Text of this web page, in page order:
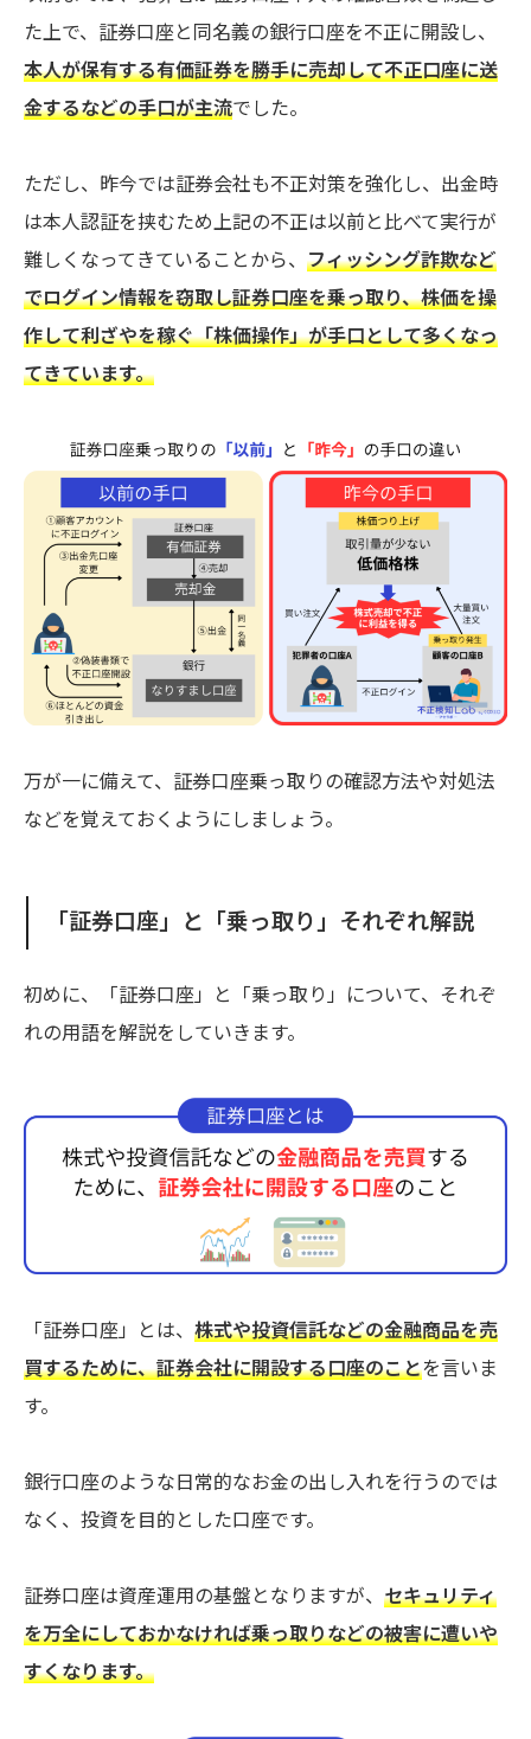
た上で、証券口座と同名義の銀行口座を不正に開設し、
本人が保有する有価証券を勝手に売却して不正口座に送
金するなどの手口が主流でした。
ただし、昨今では証券会社も不正対策を強化し、出金時
は本人認証を挟むため上記の不正は以前と比べて実行が
難しくなってきていることから、 フィッシング詐欺など
でログイン情報を窃取し証券口座を乗っ取り、株価を操
作して利ざやを稼ぐ「株価操作」が手口として多くなっ
てきています。
万が一に備えて、証券口座乗っ取りの確認方法や対処法
などを覚えておくようにしましょう。
「証券口座」と「乗っ取り」それぞれ解説
初めに、「証券口座」と「乗っ取り」について、それぞ
れの用語を解説をしていきます。
「証券口座」とは、 株式や投資信託などの金融商品を売
買するために、証券会社に開設する口座のことを言いま
す。
銀行口座のような日常的なお金の出し入れを行うのでは
なく、投資を目的とした口座です。
証券口座は資産運用の基盤となりますが、 セキュリティ
を万全にしておかなければ乗っ取りなどの被害に遭いや
すくなります。